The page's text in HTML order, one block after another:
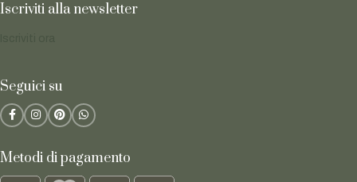
Iscriviti alla newsletter
Seguici su
Metodi di pagamento